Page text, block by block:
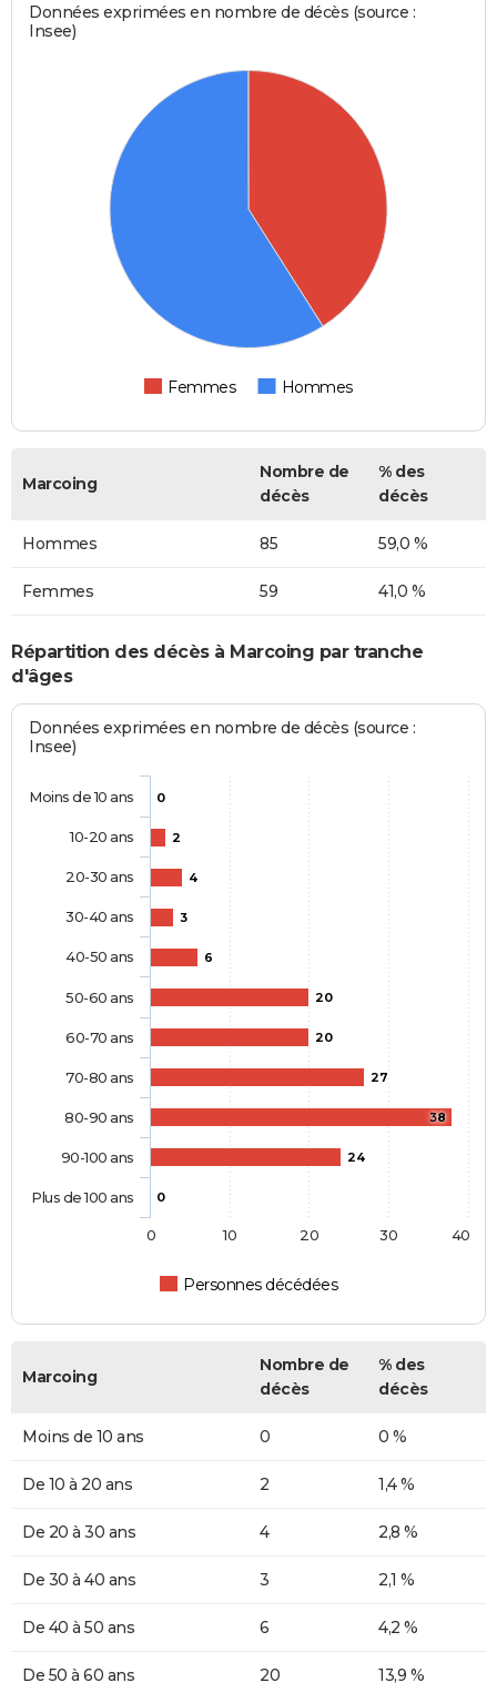
Données exprimées en nombre de décès (source :
Insee)
Femmes Hommes
Marcoing
Nombre de
décès
% des
décès
Hommes 85 59,0 %
Femmes 59 41,0 %
Répartition des décès à Marcoing par tranche
d'âges
Données exprimées en nombre de décès (source :
Insee)
0
2
4
3
6
20
20
27
38
24
0
Personnes décédées
Moins de 10 ans
10-20 ans
20-30 ans
30-40 ans
40-50 ans
50-60 ans
60-70 ans
70-80 ans
80-90 ans
90-100 ans
Plus de 100 ans
0 10 20 30 40
Marcoing
Nombre de
décès
% des
décès
Moins de 10 ans 0 0 %
De 10 à 20 ans 2 1,4 %
De 20 à 30 ans 4 2,8 %
De 30 à 40 ans 3 2,1 %
De 40 à 50 ans 6 4,2 %
De 50 à 60 ans 20 13,9 %